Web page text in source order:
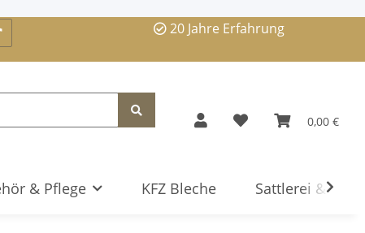
20 Jahre Erfahrung
0,00 €
& Pflege KFZ Bleche Sattlerei &